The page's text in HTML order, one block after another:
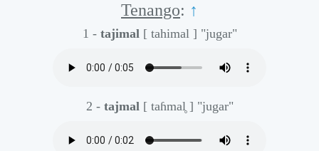
Tenango: ↑
1 - tajimal [ tahimal ] "jugar"
2 - tajmal [ taɦmal̥ ] "jugar"